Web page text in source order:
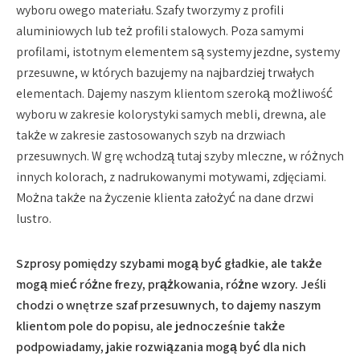
wyboru owego materiału. Szafy tworzymy z profili
aluminiowych lub też profili stalowych. Poza samymi
profilami, istotnym elementem są systemy jezdne, systemy
przesuwne, w których bazujemy na najbardziej trwałych
elementach. Dajemy naszym klientom szeroką możliwość
wyboru w zakresie kolorystyki samych mebli, drewna, ale
także w zakresie zastosowanych szyb na drzwiach
przesuwnych. W grę wchodzą tutaj szyby mleczne, w różnych
innych kolorach, z nadrukowanymi motywami, zdjęciami.
Można także na życzenie klienta założyć na dane drzwi
lustro.
Szprosy pomiędzy szybami mogą być gładkie, ale także
mogą mieć różne frezy, prążkowania, różne wzory. Jeśli
chodzi o wnętrze szaf przesuwnych, to dajemy naszym
klientom pole do popisu, ale jednocześnie także
podpowiadamy, jakie rozwiązania mogą być dla nich